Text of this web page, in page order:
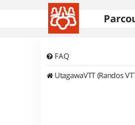
FAQ
UtagawaVTT (Randos